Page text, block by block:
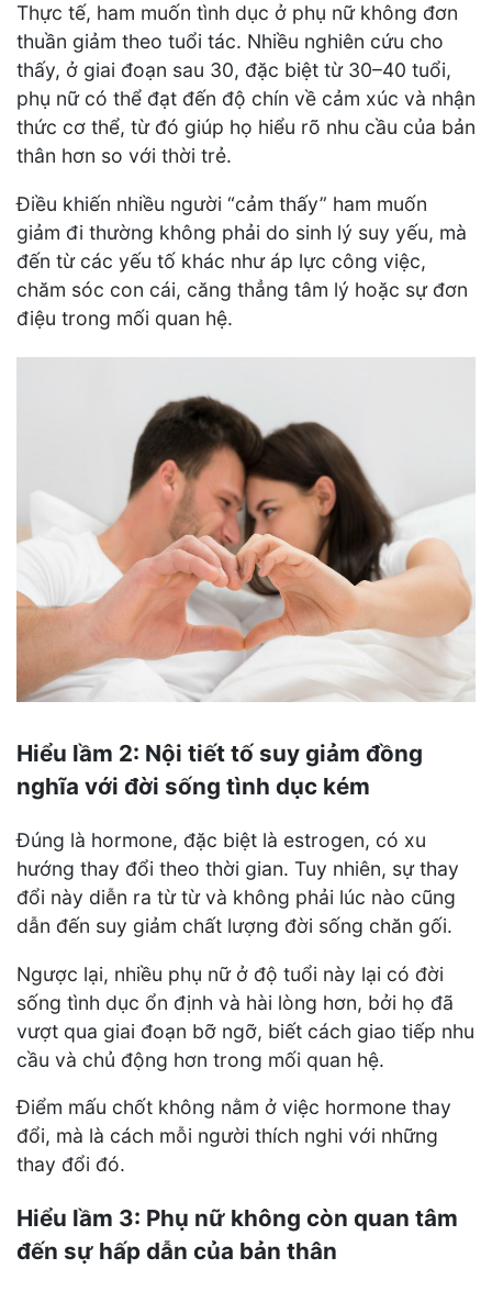
Thực tế, ham muốn tình dục ở phụ nữ không đơn
thuần giảm theo tuổi tác. Nhiều nghiên cứu cho
thấy, ở giai đoạn sau 30, đặc biệt từ 30–40 tuổi,
phụ nữ có thể đạt đến độ chín về cảm xúc và nhận
thức cơ thể, từ đó giúp họ hiểu rõ nhu cầu của bản
thân hơn so với thời trẻ.
Điều khiến nhiều người “cảm thấy” ham muốn
giảm đi thường không phải do sinh lý suy yếu, mà
đến từ các yếu tố khác như áp lực công việc,
chăm sóc con cái, căng thẳng tâm lý hoặc sự đơn
điệu trong mối quan hệ.
Hiểu lầm 2: Nội tiết tố suy giảm đồng
nghĩa với đời sống tình dục kém
Đúng là hormone, đặc biệt là estrogen, có xu
hướng thay đổi theo thời gian. Tuy nhiên, sự thay
đổi này diễn ra từ từ và không phải lúc nào cũng
dẫn đến suy giảm chất lượng đời sống chăn gối.
Ngược lại, nhiều phụ nữ ở độ tuổi này lại có đời
sống tình dục ổn định và hài lòng hơn, bởi họ đã
vượt qua giai đoạn bỡ ngỡ, biết cách giao tiếp nhu
cầu và chủ động hơn trong mối quan hệ.
Điểm mấu chốt không nằm ở việc hormone thay
đổi, mà là cách mỗi người thích nghi với những
thay đổi đó.
Hiểu lầm 3: Phụ nữ không còn quan tâm
đến sự hấp dẫn của bản thân